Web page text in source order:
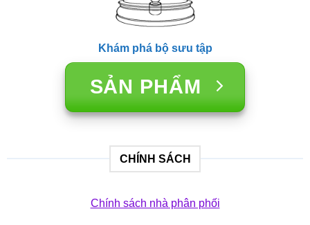
Khám phá bộ sưu tập
SẢN PHẨM
CHÍNH SÁCH
Chính sách nhà phân phối